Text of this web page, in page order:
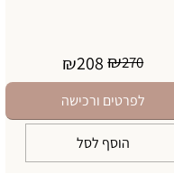
₪270
₪208
לפרטים ורכישה
הוסף לסל